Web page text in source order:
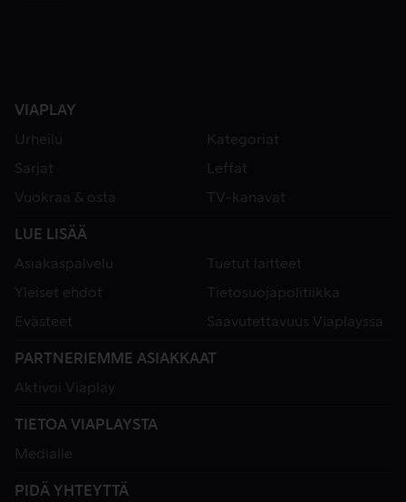
VIAPLAY
Urheilu
Kategoriat
Sarjat
Leffat
Vuokraa & osta
TV-kanavat
LUE LISÄÄ
Asiakaspalvelu
Tuetut laitteet
Yleiset ehdot
Tietosuojapolitiikka
Evästeet
Saavutettavuus Viaplayssa
PARTNERIEMME ASIAKKAAT
Aktivoi Viaplay
TIETOA VIAPLAYSTA
Medialle
PIDÄ YHTEYTTÄ